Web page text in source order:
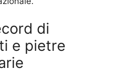
di
e pietre